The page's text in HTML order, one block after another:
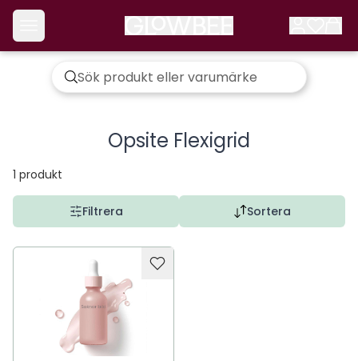
Opsite Flexigrid
1 produkt
Filtrera Sortera